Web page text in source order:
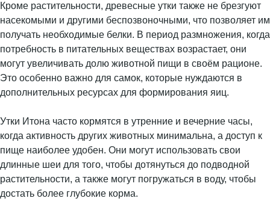
Кроме растительности, древесные утки также не брезгуют
насекомыми и другими беспозвоночными, что позволяет им
получать необходимые белки. В период размножения, когда
потребность в питательных веществах возрастает, они
могут увеличивать долю животной пищи в своём рационе.
Это особенно важно для самок, которые нуждаются в
дополнительных ресурсах для формирования яиц.
Утки Итона часто кормятся в утренние и вечерние часы,
когда активность других животных минимальна, а доступ к
пище наиболее удобен. Они могут использовать свои
длинные шеи для того, чтобы дотянуться до подводной
растительности, а также могут погружаться в воду, чтобы
достать более глубокие корма.